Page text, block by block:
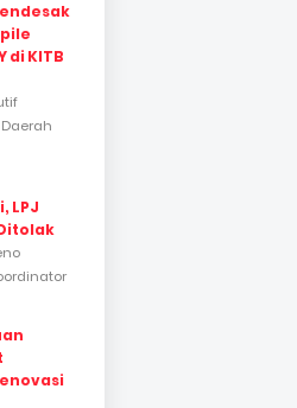
di KITB
LPJ